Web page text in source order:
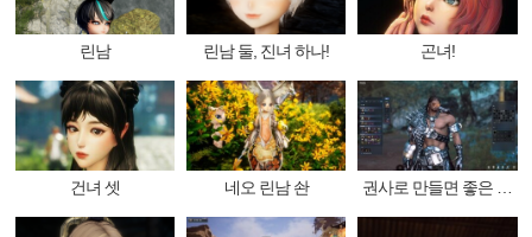
린남 린남 둘, 진녀 하나! 곤녀!
건녀 셋 네오 린남 솬
권사로 만들면 좋은 융